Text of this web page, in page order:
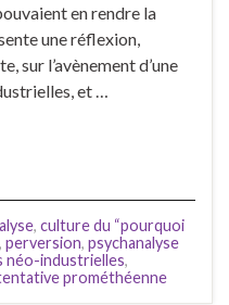
en rendre la
une réflexion,
sur l’avènement d’une
et …
, culture du “pourquoi
, perversion, psychanalyse
néo-industrielles,
prométhéenne